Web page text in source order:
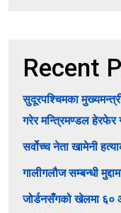
Recent
सुदूरपश्चिमका
गरेर मन्त्रिमण्डल हेरफेर
सर्वोच्च नेता खामेनी
गालीगलौज सम्बन्धी
जोर्डनसँगको खेलमा ६०